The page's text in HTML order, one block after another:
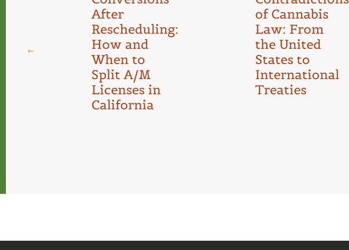
After
Rescheduling:
How and
When to
Split A/M
Licenses in
California
of Cannabis
Law: From
the United
States to
International
Treaties